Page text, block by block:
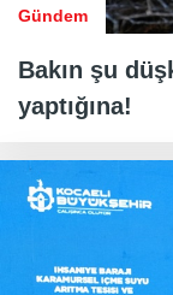
Gündem
Bakın şu
yaptığına!